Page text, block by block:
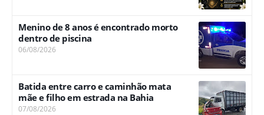
Menino de 8 anos é encontrado morto
dentro de piscina
06/08/2026
Batida entre carro e caminhão mata
mãe e filho em estrada na Bahia
07/08/2026